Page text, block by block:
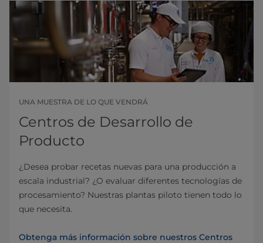
UNA MUESTRA DE LO QUE VENDRÁ
Centros de Desarrollo de
Producto
¿Desea probar recetas nuevas para una producción a
escala industrial? ¿O evaluar diferentes tecnologías de
procesamiento? Nuestras plantas piloto tienen todo lo
que necesita.
Obtenga más información sobre nuestros Centros